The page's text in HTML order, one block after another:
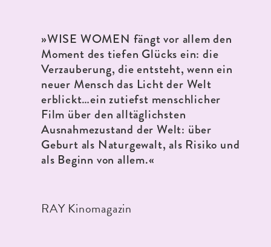
»WISE WOMEN fängt vor allem den
Moment des tiefen Glücks ein: die
Verzauberung, die entsteht, wenn ein
neuer Mensch das Licht der Welt
erblickt…ein zutiefst menschlicher
Film über den alltäglichsten
Ausnahmezustand der Welt: über
Geburt als Naturgewalt, als Risiko und
als Beginn von allem.«
RAY Kinomagazin